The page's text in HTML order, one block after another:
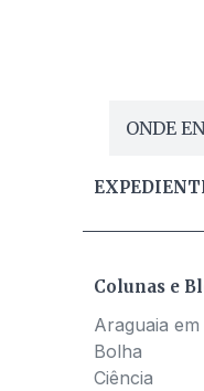
ONDE
Colunas e
Araguaia
Bolha
Ciência